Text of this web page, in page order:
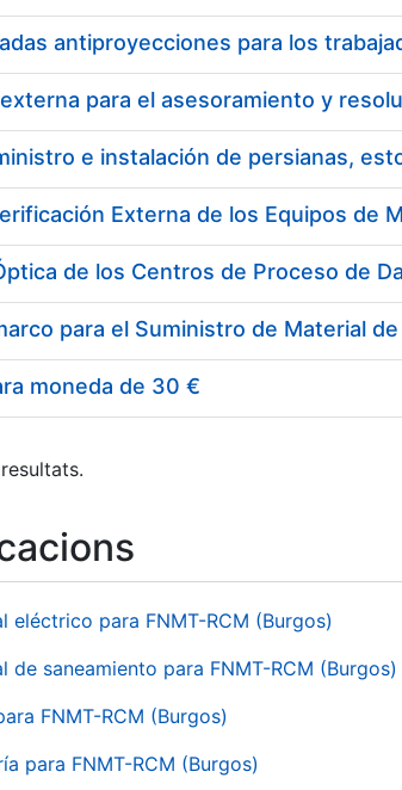
e instalación de persianas,
moneda de 30 €
eléctrico para FNMT-RCM (Burgos)
de saneamiento para FNMT-RCM (Burgos)
FNMT-RCM (Burgos)
para FNMT-RCM (Burgos)